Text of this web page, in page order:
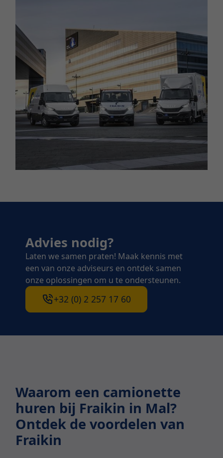
Advies nodig?
Laten we samen praten! Maak kennis met
een van onze adviseurs en ontdek samen
onze oplossingen om u te ondersteunen.
+32 (0) 2 257 17 60
Waarom een camionette
huren bij Fraikin in Mal?
Ontdek de voordelen van
Fraikin